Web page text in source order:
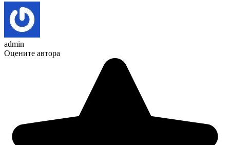
admin
Оцените автора